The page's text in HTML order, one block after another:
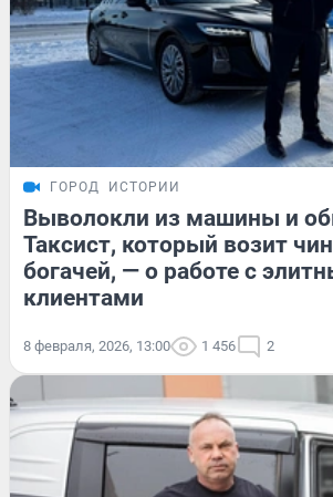
ГОРОД ИСТОРИИ
Выволокли из машины и
Таксист, который возит
богачей, — о работе с
клиентами
8 февраля, 2026, 13:00 1 456 2